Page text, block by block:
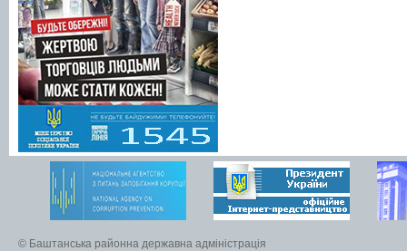
© Баштанська районна державна адміністрація